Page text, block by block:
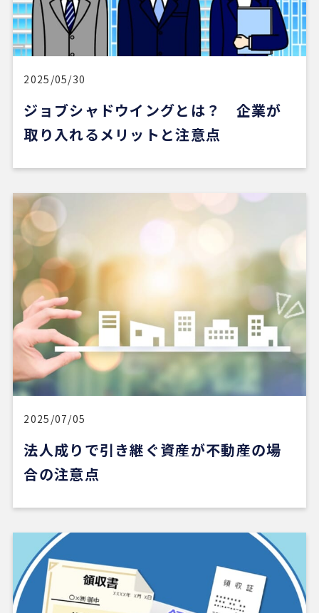
5 か月前
新しい自宅の購入でお世話になりました。仲介手数
料が無料だったのが素晴らしいです。担当の方（中
際してゴリ押しもなく、気になる物件についてフラ
た。おすすめです。
2025/05/30
ジョブシャドウイングとは？ 企業が
取り入れるメリットと注意点
2025/07/05
法人成りで引き継ぐ資産が不動産の場
合の注意点